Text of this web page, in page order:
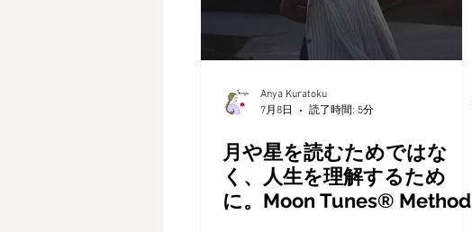
Anya Kuratoku
7月8日
読了時間: 5分
月や星を読むためではな
く、人生を理解するため
に。Moon Tunes® Method